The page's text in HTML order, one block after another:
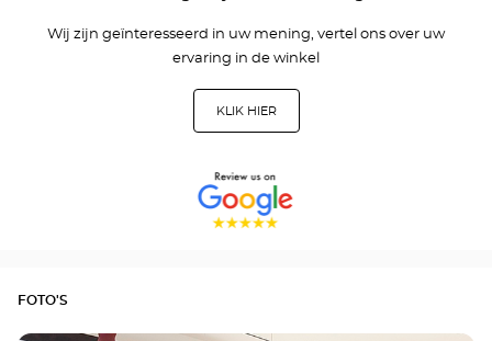
Wij zijn geïnteresseerd in uw mening, vertel ons over uw
ervaring in de winkel
KLIK HIER
FOTO'S